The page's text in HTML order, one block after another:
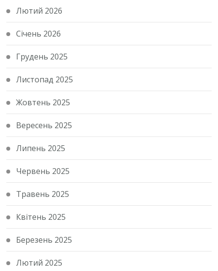
Лютий 2026
Січень 2026
Грудень 2025
Листопад 2025
Жовтень 2025
Вересень 2025
Липень 2025
Червень 2025
Травень 2025
Квітень 2025
Березень 2025
Лютий 2025